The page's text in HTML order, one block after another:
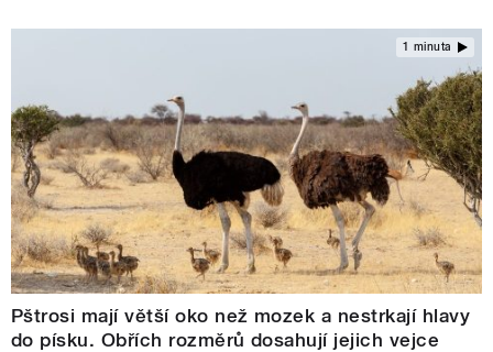
1 minuta
Pštrosi mají větší oko než mozek a nestrkají hlavy
do písku. Obřích rozměrů dosahují jejich vejce